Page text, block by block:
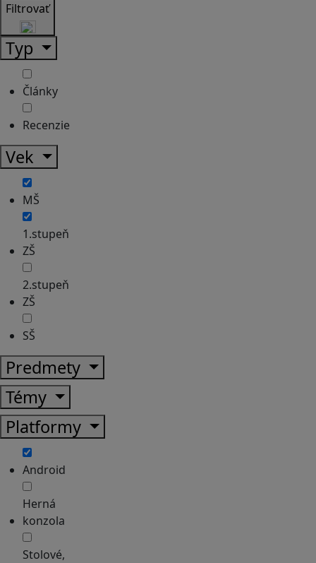
Filtrovať
Typ
Články
Recenzie
Vek
MŠ
1.stupeň
ZŠ
2.stupeň
ZŠ
SŠ
Predmety
Témy
Platformy
Android
Herná
konzola
Stolové,